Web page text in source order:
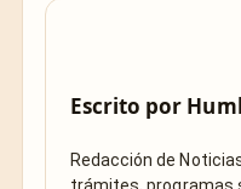
Escrito por
Redacción de